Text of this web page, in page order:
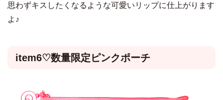
思わずキスしたくなるような可愛いリップに仕上がります
よ♪
item6♡数量限定ピンクポーチ